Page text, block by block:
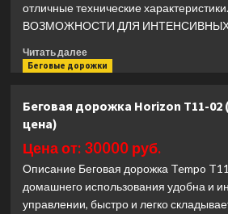
отличные технические
ВОЗМОЖНОСТИ ДЛЯ ИНТЕНСИВНЫХ
Читать далееПрочитать
больше
дорожка
S45
(Лучшая
цена)
Беговые дорожки
Беговая дорожка Horizon T11-02
цена)
Цена от: 30000 руб.
Описание Беговая дорожка Tempo
домашнего использования удобна и
управлении, быстро и легко